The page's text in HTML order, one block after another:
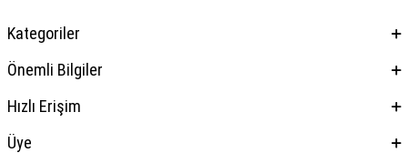
Kategoriler
Önemli Bilgiler
Hızlı Erişim
Üye